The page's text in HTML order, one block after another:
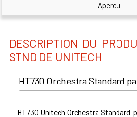
Apercu
DESCRIPTION DU
STND DE UNITECH
HT730 Orchestra Standard
HT730 Unitech Orchestra Standard